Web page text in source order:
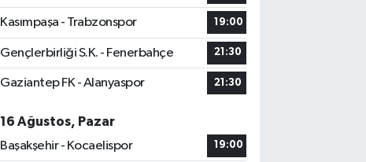
Kasımpaşa - Trabzonspor 19:00
Gençlerbirliği S.K. - Fenerbahçe 21:30
Gaziantep FK - Alanyaspor 21:30
16 Ağustos, Pazar
Başakşehir - Kocaelispor
19:00